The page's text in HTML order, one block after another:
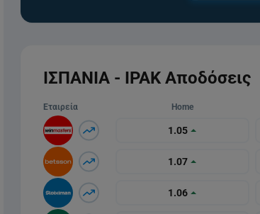
ΙΣΠΑΝΙΑ - ΙΡΑΚ Αποδόσεις
Εταιρεία Home
1.05
1.07
1.06